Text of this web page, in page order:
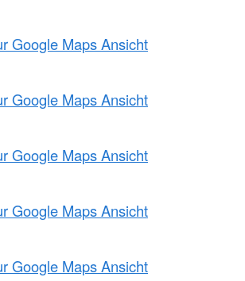
Google Maps Ansicht
Google Maps Ansicht
Google Maps Ansicht
Google Maps Ansicht
Google Maps Ansicht